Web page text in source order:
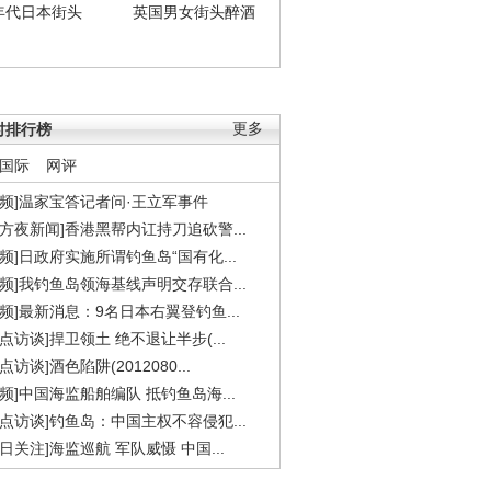
代日本街头 英国男女街头醉酒
更多
排行榜
国际 网评
]温家宝答记者问·王立军事件
夜新闻]香港黑帮内讧持刀追砍警...
]日政府实施所谓钓鱼岛“国有化...
]我钓鱼岛领海基线声明交存联合...
]最新消息：9名日本右翼登钓鱼...
访谈]捍卫领土 绝不退让半步(...
访谈]酒色陷阱(2012080...
]中国海监船舶编队 抵钓鱼岛海...
访谈]钓鱼岛：中国主权不容侵犯...
关注]海监巡航 军队威慑 中国...